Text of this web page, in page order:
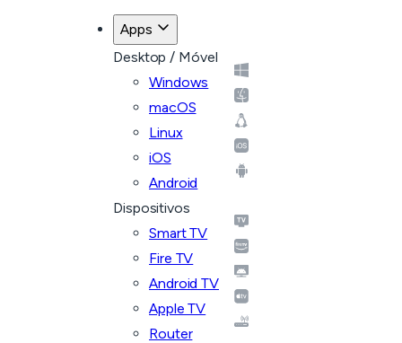
Apps
Desktop / Móvel
Windows
macOS
Linux
iOS
Android
Dispositivos
Smart TV
Fire TV
Android TV
Apple TV
Router